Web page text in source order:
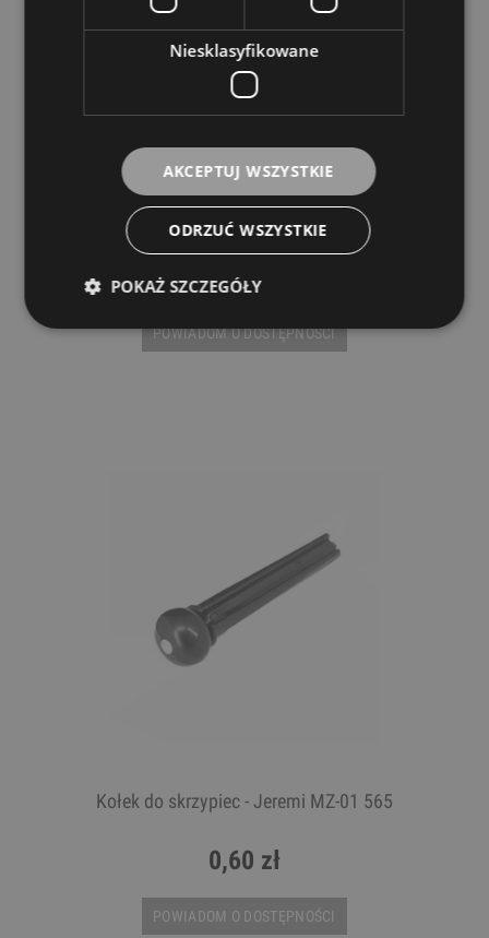
Ever Play VP01 4/4 Kołek do Skrzypiec
5,00 zł
POWIADOM O DOSTĘPNOŚCI
Kołek do skrzypiec - Jeremi MZ-01 565
0,60 zł
POWIADOM O DOSTĘPNOŚCI
Niesklasyfikowane
AKCEPTUJ WSZYSTKIE
ODRZUĆ WSZYSTKIE
POKAŻ SZCZEGÓŁY